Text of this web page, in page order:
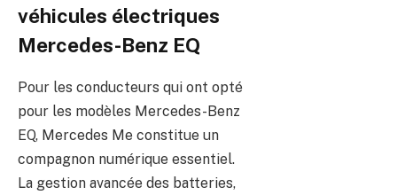
véhicules électriques
Mercedes-Benz EQ
Pour les conducteurs qui ont opté
pour les modèles Mercedes-Benz
EQ, Mercedes Me constitue un
compagnon numérique essentiel.
La gestion avancée des batteries,